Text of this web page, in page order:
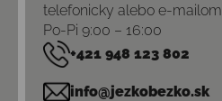
telefonicky alebo e-mailom
Po-Pi 9:00 – 16:00
+421 948 123 802
info@jezkobezko.sk